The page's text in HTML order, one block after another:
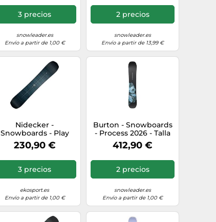
3 precios
snowleader.es
Envío a partir de 1,00 €
2 precios
snowleader.es
Envío a partir de 13,99 €
Nidecker -
Snowboards - Play
2025 - Talla 156 cm -
Azul marino Azul
230,90 €
3 precios
ekosport.es
Envío a partir de 1,00 €
Burton - Snowboards
- Process 2026 - Talla
159 cm - Negro Negro
159 cm
412,90 €
2 precios
snowleader.es
Envío a partir de 1,00 €